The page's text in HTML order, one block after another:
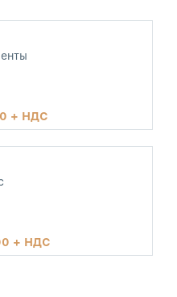
+ НДС